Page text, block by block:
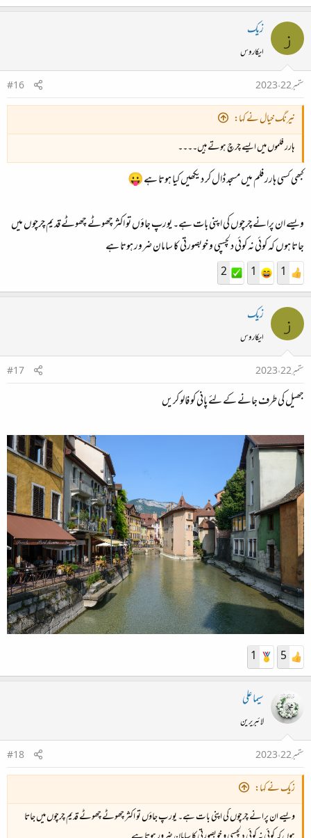
ز زیک
ایکاروس
ستمبر 22، 2023
#16
نیرنگ خیال نے کہا:
ہارر فلموں میں ایسے چرچ ہوتے ہیں۔۔۔۔
کبھی کسی ہارر فلم میں مسجد ڈال کر دیکھیں کیا ہوتا ہے 😛
ویسے ان پرانے چرچوں کی اپنی بات ہے۔ یورپ جاؤں تو اکثر چھوٹے چھوٹے قدیم چرچوں میں
جاتا ہوں کہ کوئی نہ کوئی دلچسپی و خوبصورتی کا سامان ضرور ہوتا ہے
1
1
2
ز زیک
ایکاروس
ستمبر 22، 2023
#17
جھیل کی طرف جانے کے لئے پانی کو فالو کریں
5
1
سیما علی
لائبریرین
ستمبر 22، 2023
#18
زیک نے کہا:
ویسے ان پرانے چرچوں کی اپنی بات ہے۔ یورپ جاؤں تو اکثر چھوٹے چھوٹے قدیم چرچوں میں جاتا